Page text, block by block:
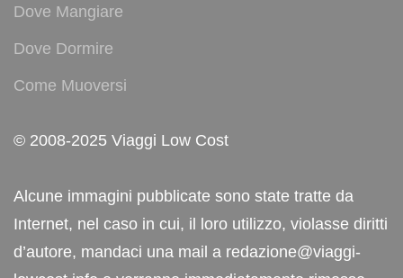
Dove Mangiare
Dove Dormire
Come Muoversi
© 2008-2025 Viaggi Low Cost
Alcune immagini pubblicate sono state tratte da
Internet, nel caso in cui, il loro utilizzo, violasse diritti
d’autore, mandaci una mail a redazione@viaggi-